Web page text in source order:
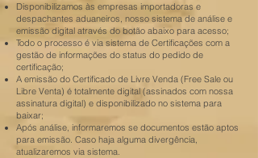
Disponibilizamos às empresas importadoras e
despachantes aduaneiros, nosso sistema de análise e
emissão digital através do botão abaixo para acesso;
Todo o processo é via sistema de Certificações com a
gestão de informações do status do pedido de
certificação;
A emissão do Certificado de Livre Venda (Free Sale ou
Libre Venta) é totalmente digital (assinados com nossa
assinatura digital) e disponibilizado no sistema para
baixar;
Após análise, informaremos se documentos estão aptos
para emissão. Caso haja alguma divergência,
atualizaremos via sistema.